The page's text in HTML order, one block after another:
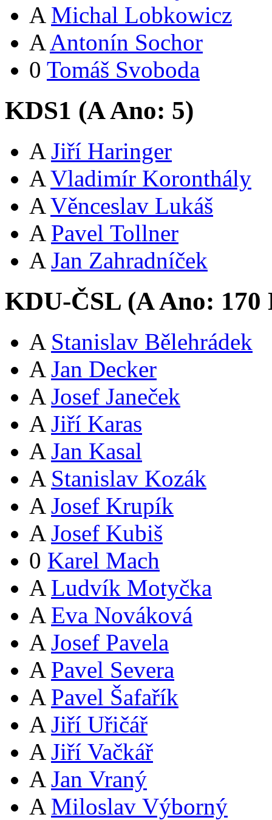
A Michal Lobkowicz
A Antonín Sochor
0 Tomáš Svoboda
KDS1 (AAno: 5)
A Jiří Haringer
A Vladimír Koronthály
A Věnceslav Lukáš
A Pavel Tollner
A Jan Zahradníček
KDU-ČSL (AAno: 170
A Stanislav Bělehrádek
A Jan Decker
A Josef Janeček
A Jiří Karas
A Jan Kasal
A Stanislav Kozák
A Josef Krupík
A Josef Kubiš
0 Karel Mach
A Ludvík Motyčka
A Eva Nováková
A Josef Pavela
A Pavel Severa
A Pavel Šafařík
A Jiří Uřičář
A Jiří Vačkář
A Jan Vraný
A Miloslav Výborný